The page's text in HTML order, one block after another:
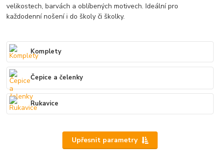
velikostech, barvách a oblíbených motivech. Ideální pro
každodenní nošení i do školy či školky.
Komplety
Čepice a čelenky
Rukavice
Upřesnit parametry